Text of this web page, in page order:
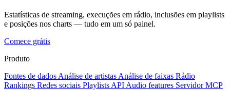
Estatísticas de streaming, execuções em rádio, inclusões em playlists
e posições nos charts — tudo em um só painel.
Comece grátis
Produto
Fontes de dados Análise de artistas Análise de faixas Rádio
Rankings Redes sociais Playlists API Audio features Servidor MCP